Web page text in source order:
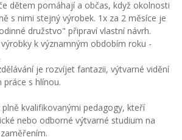
dětem pomáhají a občas, když okolnosti
s nimi stejný výrobek. 1x za 2 měsíce je
družstvo" připraví vlastní návrh.
k významným obdobím roku -
je rozvíjet fantazii, výtvarné vidění
práce s hlínou.
kvalifikovanými pedagogy, kteří
nebo odborné výtvarné studium na